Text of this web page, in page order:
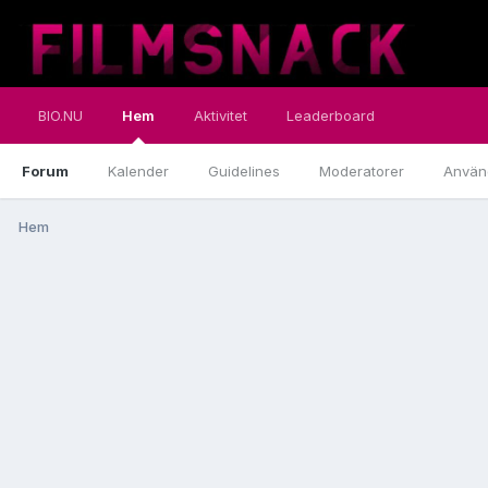
BIO.NU Hem
Forum Kalender Guidelines Moderatorer
Aktivitet Leaderboard
Hem